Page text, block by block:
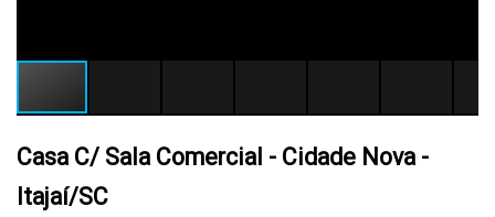
Casa C/ Sala Comercial - Cidade Nova -
Itajaí/SC